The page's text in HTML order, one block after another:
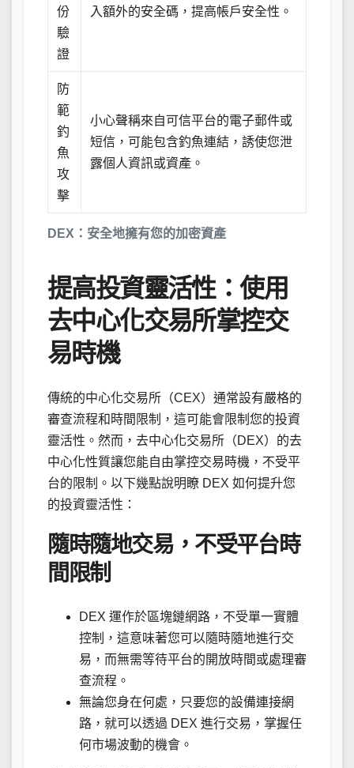
DEX：安全地擁有您的加密資產
份
驗
證
入額外的安全碼，提高帳戶安全性。
防
範
釣
魚
攻
擊
小心聲稱來自可信平台的電子郵件或
短信，可能包含釣魚連結，誘使您泄
露個人資訊或資產。
提高投資靈活性：使用
去中心化交易所掌控交
易時機
傳統的中心化交易所（CEX）通常設有嚴格的
審查流程和時間限制，這可能會限制您的投資
靈活性。然而，去中心化交易所（DEX）的去
中心化性質讓您能自由掌控交易時機，不受平
台的限制。以下幾點說明瞭 DEX 如何提升您
的投資靈活性：
隨時隨地交易，不受平台時
間限制
DEX 運作於區塊鏈網路，不受單一實體
控制，這意味著您可以隨時隨地進行交
易，而無需等待平台的開放時間或處理審
查流程。
無論您身在何處，只要您的設備連接網
路，就可以透過 DEX 進行交易，掌握任
何市場波動的機會。